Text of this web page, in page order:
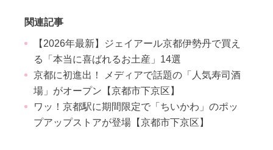
関連記事
【2026年最新】ジェイアール京都伊勢丹で買え
る「本当に喜ばれるお土産」14選
京都に初進出！ メディアで話題の「人気寿司酒
場」がオープン【京都市下京区】
ワッ！京都駅に期間限定で「ちいかわ」のポッ
プアップストアが登場【京都市下京区】